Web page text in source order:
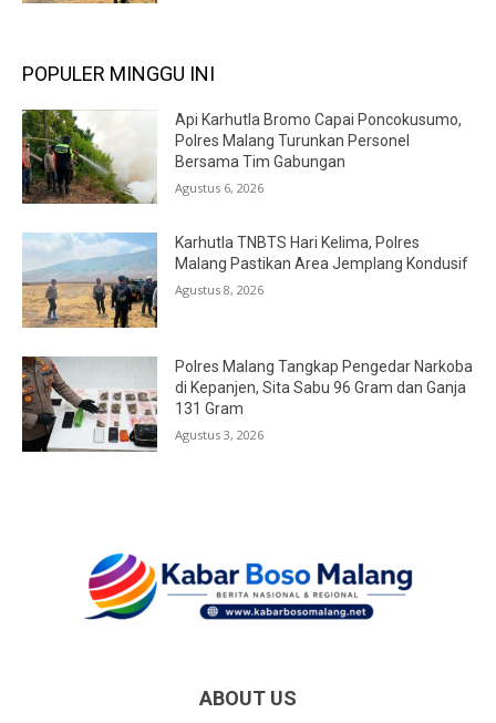
POPULER MINGGU INI
Api Karhutla Bromo Capai Poncokusumo,
Polres Malang Turunkan Personel
Bersama Tim Gabungan
Agustus 6, 2026
Karhutla TNBTS Hari Kelima, Polres
Malang Pastikan Area Jemplang Kondusif
Agustus 8, 2026
Polres Malang Tangkap Pengedar Narkoba
di Kepanjen, Sita Sabu 96 Gram dan Ganja
131 Gram
Agustus 3, 2026
ABOUT US